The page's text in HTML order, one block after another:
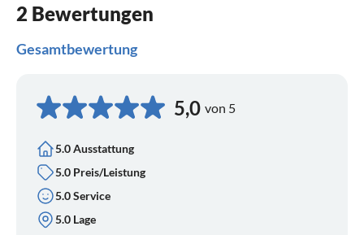
2 Bewertungen
Gesamtbewertung
5,0 von 5
5.0 Ausstattung
5.0 Preis/Leistung
5.0 Service
5.0 Lage